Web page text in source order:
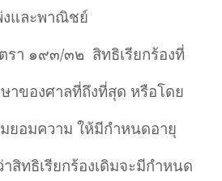
และพาณิชย์
รา ๑๙๓/๓๒ สิทธิเรียกร้องที่
าของศาลที่ถึงที่สุด หรือโดย
อมความ ให้มีกำหนดอายุ
สิทธิเรียกร้องเดิมจะมีกำหนด